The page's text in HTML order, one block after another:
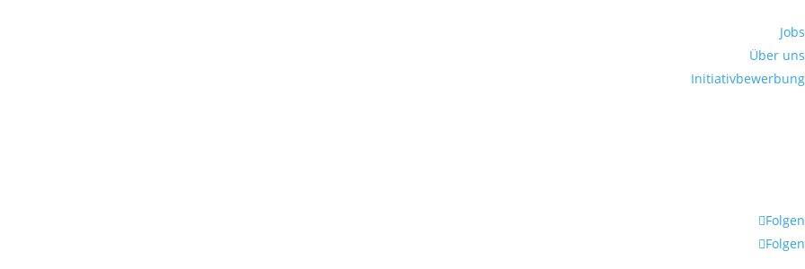
Jobs
Über uns
Initiativbewerbung
Folgen
Folgen